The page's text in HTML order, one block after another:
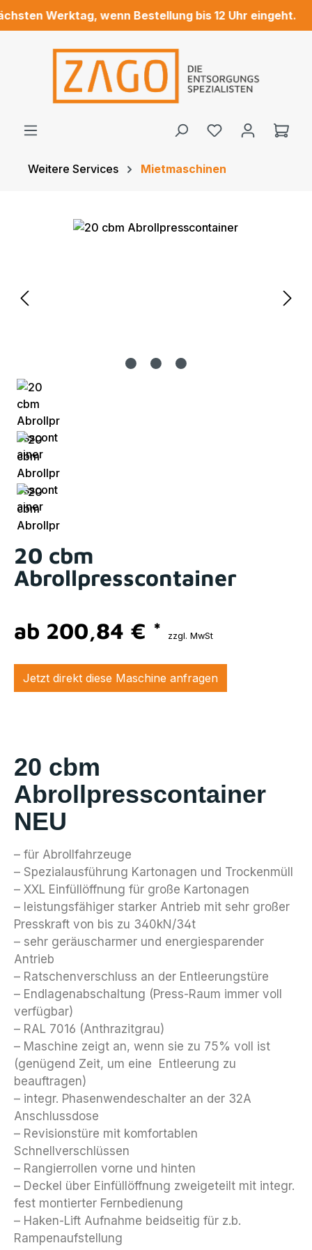
Zum Hauptinhalt springen
Werktag, wenn Bestellung bis 12 Uhr eingeht.
Weitere Services Mietmaschinen
Bildergalerie überspringen
20 cbm
Abrollpresscontainer
ab 200,84 € * zzgl. MwSt
Jetzt direkt diese Maschine anfragen
20 cbm
Abrollpresscontainer
NEU
– für Abrollfahrzeuge
– Spezialausführung Kartonagen und Trockenmüll
– XXL Einfüllöffnung für große Kartonagen
– leistungsfähiger starker Antrieb mit sehr großer
Presskraft von bis zu 340kN/34t
– sehr geräuscharmer und energiesparender
Antrieb
– Ratschenverschluss an der Entleerungstüre
– Endlagenabschaltung (Press-Raum immer voll
verfügbar)
– RAL 7016 (Anthrazitgrau)
– Maschine zeigt an, wenn sie zu 75% voll ist
(genügend Zeit, um eine Entleerung zu
beauftragen)
– integr. Phasenwendeschalter an der 32A
Anschlussdose
– Revisionstüre mit komfortablen
Schnellverschlüssen
– Rangierrollen vorne und hinten
– Deckel über Einfüllöffnung zweigeteilt mit integr.
fest montierter Fernbedienung
– Haken-Lift Aufnahme beidseitig für z.b.
Rampenaufstellung